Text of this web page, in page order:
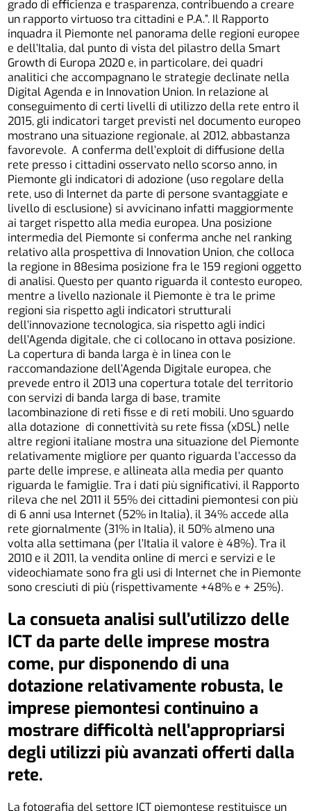
grado di efficienza e trasparenza, contribuendo a creare
un rapporto virtuoso tra cittadini e P.A.”. Il Rapporto
inquadra il Piemonte nel panorama delle regioni europee
e dell’Italia, dal punto di vista del pilastro della Smart
Growth di Europa 2020 e, in particolare, dei quadri
analitici che accompagnano le strategie declinate nella
Digital Agenda e in Innovation Union. In relazione al
conseguimento di certi livelli di utilizzo della rete entro il
2015, gli indicatori target previsti nel documento europeo
mostrano una situazione regionale, al 2012, abbastanza
favorevole. A conferma dell’exploit di diffusione della
rete presso i cittadini osservato nello scorso anno, in
Piemonte gli indicatori di adozione (uso regolare della
rete, uso di Internet da parte di persone svantaggiate e
livello di esclusione) si avvicinano infatti maggiormente
ai target rispetto alla media europea. Una posizione
intermedia del Piemonte si conferma anche nel ranking
relativo alla prospettiva di Innovation Union, che colloca
la regione in 88esima posizione fra le 159 regioni oggetto
di analisi. Questo per quanto riguarda il contesto europeo,
mentre a livello nazionale il Piemonte è tra le prime
regioni sia rispetto agli indicatori strutturali
dell’innovazione tecnologica, sia rispetto agli indici
dell’Agenda digitale, che ci collocano in ottava posizione.
La copertura di banda larga è in linea con le
raccomandazione dell’Agenda Digitale europea, che
prevede entro il 2013 una copertura totale del territorio
con servizi di banda larga di base, tramite
lacombinazione di reti fisse e di reti mobili. Uno sguardo
alla dotazione di connettività su rete fissa (xDSL) nelle
altre regioni italiane mostra una situazione del Piemonte
relativamente migliore per quanto riguarda l’accesso da
parte delle imprese, e allineata alla media per quanto
riguarda le famiglie. Tra i dati più significativi, il Rapporto
rileva che nel 2011 il 55% dei cittadini piemontesi con più
di 6 anni usa Internet (52% in Italia), il 34% accede alla
rete giornalmente (31% in Italia), il 50% almeno una
volta alla settimana (per l’Italia il valore è 48%). Tra il
2010 e il 2011, la vendita online di merci e servizi e le
videochiamate sono fra gli usi di Internet che in Piemonte
sono cresciuti di più (rispettivamente +48% e + 25%).
La consueta analisi sull’utilizzo delle
ICT da parte delle imprese mostra
come, pur disponendo di una
dotazione relativamente robusta, le
imprese piemontesi continuino a
mostrare difficoltà nell’appropriarsi
degli utilizzi più avanzati offerti dalla
rete.
La fotografia del settore ICT piemontese restituisce un